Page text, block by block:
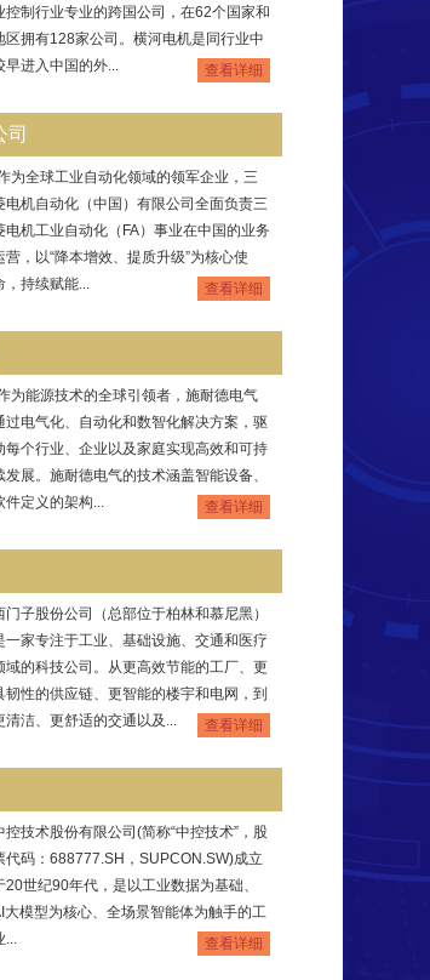
控制行业专业的跨国公司，在62个国家和
区拥有128家公司。横河电机是同行业中
早进入中国的外...
查看详细
司
为全球工业自动化领域的领军企业，三
电机自动化（中国）有限公司全面负责三
电机工业自动化（FA）事业在中国的业务
营，以“降本增效、提质升级”为核心使
，持续赋能...
查看详细
为能源技术的全球引领者，施耐德电气
过电气化、自动化和数智化解决方案，驱
每个行业、企业以及家庭实现高效和可持
发展。施耐德电气的技术涵盖智能设备、
件定义的架构...
查看详细
门子股份公司（总部位于柏林和慕尼黑）
一家专注于工业、基础设施、交通和医疗
域的科技公司。从更高效节能的工厂、更
韧性的供应链、更智能的楼宇和电网，到
清洁、更舒适的交通以及...
查看详细
控技术股份有限公司(简称“中控技术”，股
代码：688777.SH，SUPCON.SW)成立
20世纪90年代，是以工业数据为基础、
大模型为核心、全场景智能体为触手的工
...
查看详细